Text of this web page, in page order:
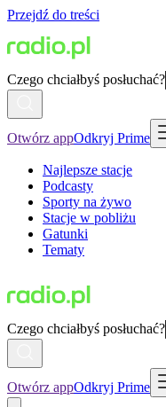
Przejdź do treści
Czego chciałbyś posłuchać?
Otwórz appOdkryj Prime
Najlepsze stacje
Podcasty
Sporty na żywo
Stacje w pobliżu
Gatunki
Tematy
Czego chciałbyś posłuchać?
Otwórz appOdkryj Prime